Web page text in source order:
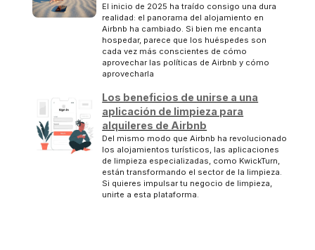
El inicio de 2025 ha traído consigo una dura
realidad: el panorama del alojamiento en
Airbnb ha cambiado. Si bien me encanta
hospedar, parece que los huéspedes son
cada vez más conscientes de cómo
aprovechar las políticas de Airbnb y cómo
aprovecharla
Los beneficios de unirse a una
aplicación de limpieza para
alquileres de Airbnb
Del mismo modo que Airbnb ha revolucionado
los alojamientos turísticos, las aplicaciones
de limpieza especializadas, como KwickTurn,
están transformando el sector de la limpieza.
Si quieres impulsar tu negocio de limpieza,
unirte a esta plataforma.